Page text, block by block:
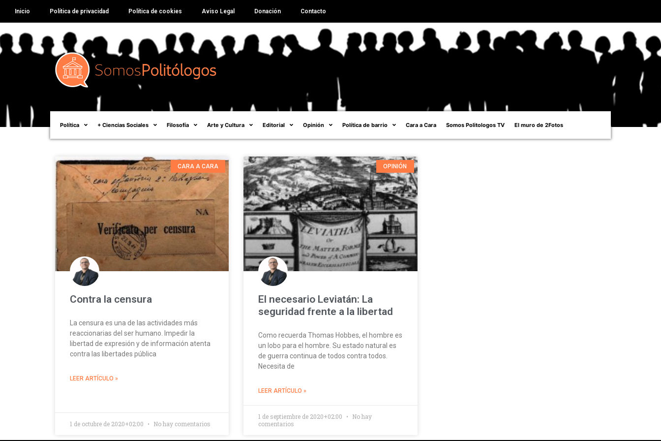
Inicio Política de privacidad Política de cookies Aviso Legal Donación Contacto
Política + Ciencias Sociales Filosofía Arte y Cultura Editorial Opinión Política de barrio Cara a Cara Somos Politologos TV El muro de 2Fotos
CARA A CARA
Contra la censura
La censura es una de las actividades más
reaccionarias del ser humano. Impedir la
libertad de expresión y de información atenta
contra las libertades pública
LEER ARTÍCULO »
1 de octubre de 2020+02:00 No hay comentarios
OPINIÓN
El necesario Leviatán: La
seguridad frente a la libertad
Como recuerda Thomas Hobbes, el hombre es
un lobo para el hombre. Su estado natural es
de guerra continua de todos contra todos.
Necesita de
LEER ARTÍCULO »
1 de septiembre de 2020+02:00
No hay
comentarios